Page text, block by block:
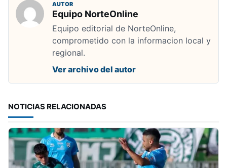
AUTOR
Equipo NorteOnline
Equipo editorial de NorteOnline,
comprometido con la informacion local y
regional.
Ver archivo del autor
NOTICIAS RELACIONADAS